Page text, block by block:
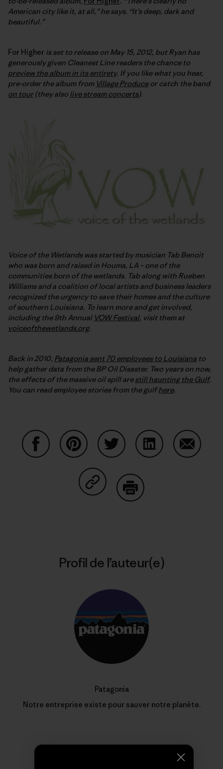
American city like it, at all,” he says. “It’s deep, dark and
beautiful.”
For Higher is set to release on May 15, 2012, but Ryan has
generously given Cleanest Line readers the chance to
preview the album in its entirety. If you like what you hear,
pre-order the album from Village Produceor catch the band
on tour(they also live stream concerts).
Voice of the Wetlands was started by musician Tab Benoit
who was born and raised in Houma, LA – one of the
communities born of the wetlands. Tab along with Rueben
Williams and a coalition of local artists and business leaders
recognized the urgency to save their homes and the culture
of southern Louisiana. To learn more and get involved,
including the 9th Annual VOW Festival, visit them at
voiceofthewetlands.org.
Back in 2010, Patagonia sent 70 employees to Louisiana to
help gather data from the BP Oil Disaster. Two years on now,
the effects of the massive oil spill arestill haunting the Gulf.
You can read employee stories from the gulfhere.
Partager sur Copy Link
Profil de l’auteur(e)
Patagonia
Notre entreprise existe pour sauver notre planète.